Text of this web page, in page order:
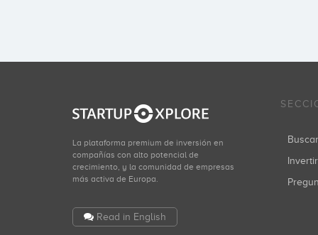
La plataforma premium de inversión en
compañías con alto potencial de
crecimiento, y la comunidad de empresas
más activa de Europa.
Read in English